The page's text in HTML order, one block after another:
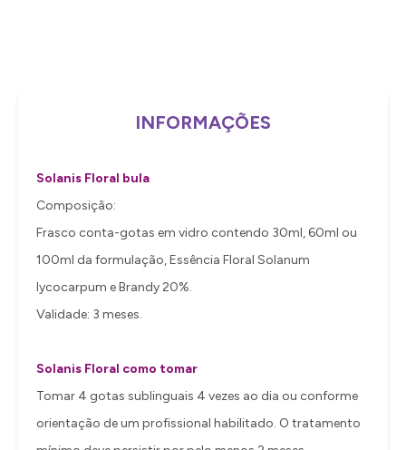
INFORMAÇÕES
Solanis Floral bula
Composição:
Frasco conta-gotas em vidro contendo 30ml, 60ml ou
100ml da formulação, Essência Floral Solanum
lycocarpum e Brandy 20%.
Validade: 3 meses.
Solanis Floral como tomar
Tomar 4 gotas sublinguais 4 vezes ao dia ou conforme
orientação de um profissional habilitado. O tratamento